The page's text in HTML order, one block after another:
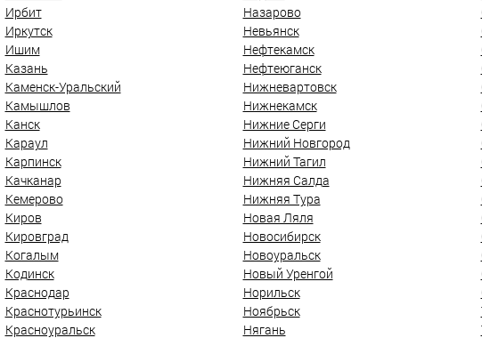
Ирбит
Иркутск
Ишим
Казань
Каменск-Уральский
Камышлов
Канск
Караул
Карпинск
Качканар
Кемерово
Киров
Кировград
Когалым
Кодинск
Краснодар
Краснотурьинск
Красноуральск
Назарово
Невьянск
Нефтекамск
Нефтеюганск
Нижневартовск
Нижнекамск
Нижние Серги
Нижний Новгород
Нижний Тагил
Нижняя Салда
Нижняя Тура
Новая Ляля
Новосибирск
Новоуральск
Новый Уренгой
Норильск
Ноябрьск
Нягань